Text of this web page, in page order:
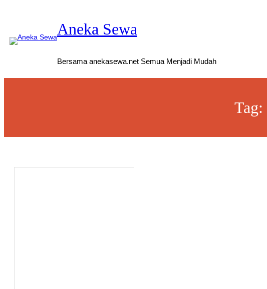
Aneka Sewa
Bersama anekasewa.net Semua Menjadi Mudah
Tag: